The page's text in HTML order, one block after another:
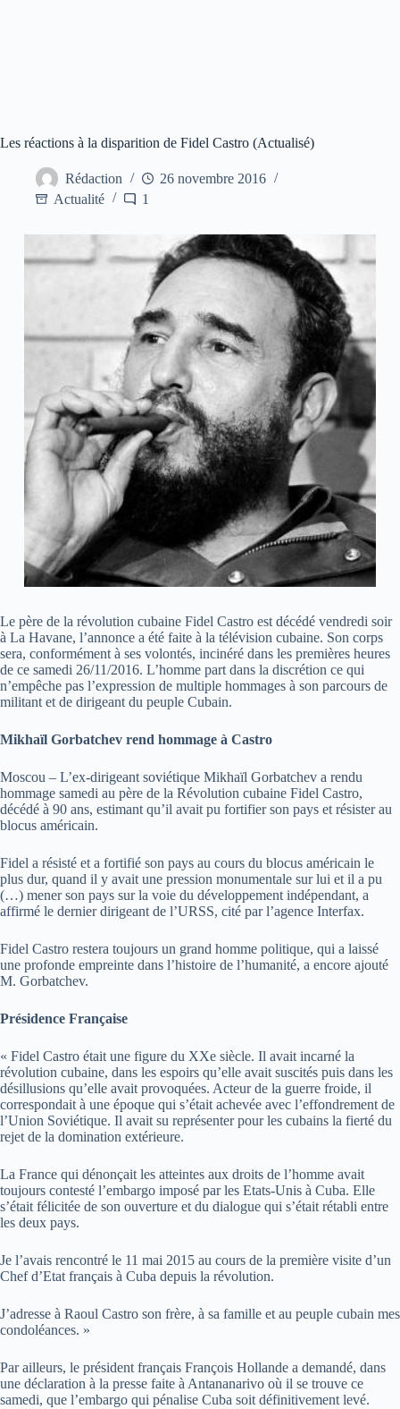
Les réactions à la disparition de Fidel Castro (Actualisé)
Rédaction
26 novembre 2016
Actualité
1
Le père de la révolution cubaine Fidel Castro est décédé vendredi soir
à La Havane, l’annonce a été faite à la télévision cubaine. Son corps
sera, conformément à ses volontés, incinéré dans les premières heures
de ce samedi 26/11/2016. L’homme part dans la discrétion ce qui
n’empêche pas l’expression de multiple hommages à son parcours de
militant et de dirigeant du peuple Cubain.
Mikhaïl Gorbatchev rend hommage à Castro
Moscou – L’ex-dirigeant soviétique Mikhaïl Gorbatchev a rendu
hommage samedi au père de la Révolution cubaine Fidel Castro,
décédé à 90 ans, estimant qu’il avait pu fortifier son pays et résister au
blocus américain.
Fidel a résisté et a fortifié son pays au cours du blocus américain le
plus dur, quand il y avait une pression monumentale sur lui et il a pu
(…) mener son pays sur la voie du développement indépendant, a
affirmé le dernier dirigeant de l’URSS, cité par l’agence Interfax.
Fidel Castro restera toujours un grand homme politique, qui a laissé
une profonde empreinte dans l’histoire de l’humanité, a encore ajouté
M. Gorbatchev.
Présidence Française
« Fidel Castro était une figure du XXe siècle. Il avait incarné la
révolution cubaine, dans les espoirs qu’elle avait suscités puis dans les
désillusions qu’elle avait provoquées. Acteur de la guerre froide, il
correspondait à une époque qui s’était achevée avec l’effondrement de
l’Union Soviétique. Il avait su représenter pour les cubains la fierté du
rejet de la domination extérieure.
La France qui dénonçait les atteintes aux droits de l’homme avait
toujours contesté l’embargo imposé par les Etats-Unis à Cuba. Elle
s’était félicitée de son ouverture et du dialogue qui s’était rétabli entre
les deux pays.
Je l’avais rencontré le 11 mai 2015 au cours de la première visite d’un
Chef d’Etat français à Cuba depuis la révolution.
J’adresse à Raoul Castro son frère, à sa famille et au peuple cubain mes
condoléances. »
Par ailleurs, le président français François Hollande a demandé, dans
une déclaration à la presse faite à Antananarivo où il se trouve ce
samedi, que l’embargo qui pénalise Cuba soit définitivement levé.